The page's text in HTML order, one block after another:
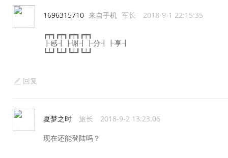
1696315710 来自手机 军长 2018-9-1 22:15:35
┏┯┓┏┯┓┏┯┓┏┯┓
┠感┨┠谢┨┠分┨┠享┨
┗┷┛┗┷┛┗┷┛┗┷┛
回复
夏梦之时 旅长 2018-9-2 13:23:06
现在还能登陆吗？